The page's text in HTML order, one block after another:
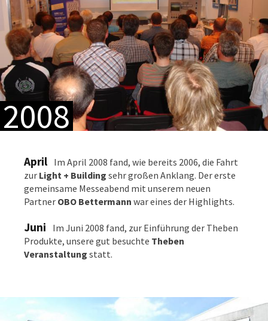
2008
April Im April 2008 fand, wie bereits 2006, die Fahrt
zur Light + Building sehr großen Anklang. Der erste
gemeinsame Messeabend mit unserem neuen
Partner OBO Bettermann war eines der Highlights.
Juni
Im Juni 2008 fand, zur Einführung der Theben
Produkte, unsere gut besuchte Theben
Veranstaltung statt.